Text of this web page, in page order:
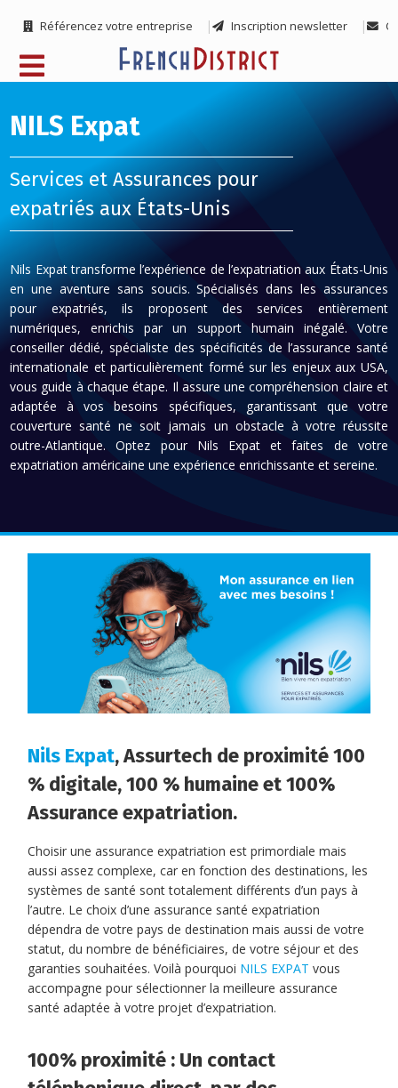
Référencez votre entreprise Inscription newsletter
NILS Expat
Services et Assurances pour
expatriés aux États-Unis
Nils Expat transforme l’expérience de l’expatriation aux États-Unis
en une aventure sans soucis. Spécialisés dans les assurances
pour expatriés, ils proposent des services entièrement
numériques, enrichis par un support humain inégalé. Votre
conseiller dédié, spécialiste des spécificités de l’assurance santé
internationale et particulièrement formé sur les enjeux aux USA,
vous guide à chaque étape. Il assure une compréhension claire et
adaptée à vos besoins spécifiques, garantissant que votre
couverture santé ne soit jamais un obstacle à votre réussite
outre-Atlantique. Optez pour Nils Expat et faites de votre
expatriation américaine une expérience enrichissante et sereine.
Nils Expat, Assurtech de proximité 100
% digitale, 100 % humaine et 100%
Assurance expatriation.
Choisir une assurance expatriation est primordiale mais
aussi assez complexe, car en fonction des destinations, les
systèmes de santé sont totalement différents d’un pays à
l’autre. Le choix d’une assurance santé expatriation
dépendra de votre pays de destination mais aussi de votre
statut, du nombre de bénéficiaires, de votre séjour et des
garanties souhaitées. Voilà pourquoi NILS EXPAT vous
accompagne pour sélectionner la meilleure assurance
santé adaptée à votre projet d’expatriation.
100% proximité : Un contact